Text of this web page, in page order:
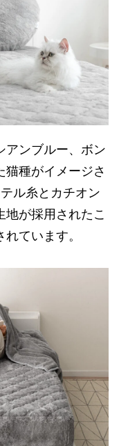
アンブルー、ボン
猫種がイメージさ
ル糸とカチオン
が採用されたこ
ています。